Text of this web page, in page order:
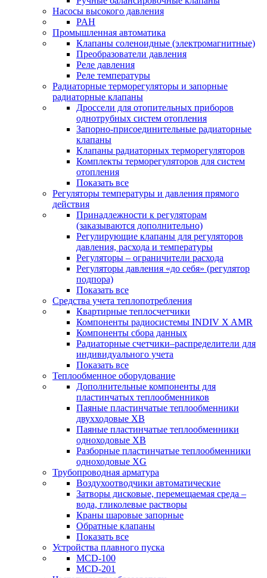
Насосы высокого давления
PAH
Промышленная автоматика
Клапаны соленоидные (электромагнитные)
Преобразователи давления
Реле давления
Реле температуры
Радиаторные терморегуляторы и запорные
радиаторные клапаны
Дроссели для отопительных приборов
однотрубных систем отопления
Запорно-присоединительные радиаторные
клапаны
Клапаны радиаторных терморегуляторов
Комплекты терморегуляторов для систем
отопления
Показать все
Регуляторы температуры и давления прямого
действия
Принадлежности к регуляторам
(заказываются дополнительно)
Регулирующие клапаны для регуляторов
давления, расхода и температуры
Регуляторы – ограничители расхода
Регуляторы давления «до себя» (регулятор
подпора)
Показать все
Средства учета теплопотребления
Квартирные теплосчетчики
Компоненты радиосистемы INDIV X AMR
Компоненты сбора данных
Радиаторные счетчики–распределители для
индивидуального учета
Показать все
Теплообменное оборудование
Дополнительные компоненты для
пластинчатых теплообменников
Паяные пластинчатые теплообменники
двухходовые XB
Паяные пластинчатые теплообменники
одноходовые ХВ
Разборные пластинчатые теплообменники
одноходовые ХG
Трубопроводная арматура
Воздухоотводчики автоматические
Затворы дисковые, перемещаемая среда –
вода, гликолевые растворы
Краны шаровые запорные
Обратные клапаны
Показать все
Устройства плавного пуска
MCD-100
MCD-201